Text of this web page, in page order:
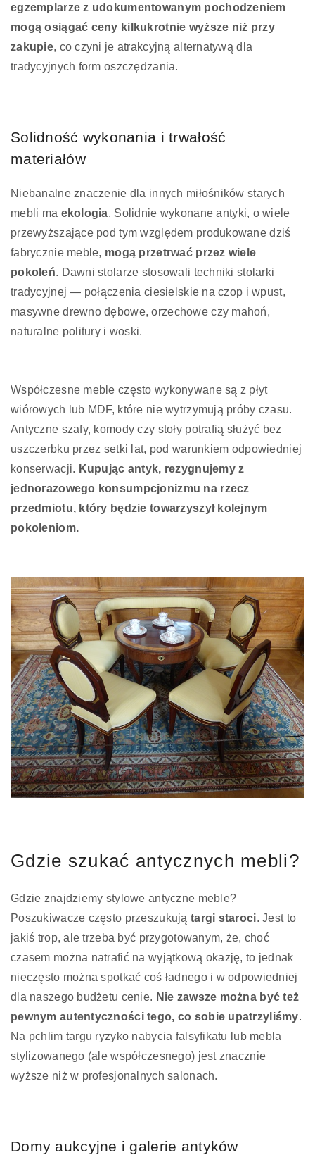
egzemplarze z udokumentowanym pochodzeniem
mogą osiągać ceny kilkukrotnie wyższe niż przy
zakupie, co czyni je atrakcyjną alternatywą dla
tradycyjnych form oszczędzania.
Solidność wykonania i trwałość
materiałów
Niebanalne znaczenie dla innych miłośników starych
mebli ma ekologia. Solidnie wykonane antyki, o wiele
przewyższające pod tym względem produkowane dziś
fabrycznie meble, mogą przetrwać przez wiele
pokoleń. Dawni stolarze stosowali techniki stolarki
tradycyjnej — połączenia ciesielskie na czop i wpust,
masywne drewno dębowe, orzechowe czy mahoń,
naturalne politury i woski.
Współczesne meble często wykonywane są z płyt
wiórowych lub MDF, które nie wytrzymują próby czasu.
Antyczne szafy, komody czy stoły potrafią służyć bez
uszczerbku przez setki lat, pod warunkiem odpowiedniej
konserwacji. Kupując antyk, rezygnujemy z
jednorazowego konsumpcjonizmu na rzecz
przedmiotu, który będzie towarzyszył kolejnym
pokoleniom.
Gdzie szukać antycznych mebli?
Gdzie znajdziemy stylowe antyczne meble?
Poszukiwacze często przeszukują targi staroci. Jest to
jakiś trop, ale trzeba być przygotowanym, że, choć
czasem można natrafić na wyjątkową okazję, to jednak
nieczęsto można spotkać coś ładnego i w odpowiedniej
dla naszego budżetu cenie. Nie zawsze można być też
pewnym autentyczności tego, co sobie upatrzyliśmy.
Na pchlim targu ryzyko nabycia falsyfikatu lub mebla
stylizowanego (ale współczesnego) jest znacznie
wyższe niż w profesjonalnych salonach.
Domy aukcyjne i galerie antyków